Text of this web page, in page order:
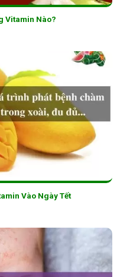
Vitamin Nào?
Vào Ngày Tết